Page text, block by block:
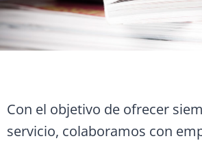
Con el objetivo de ofrecer
servicio, colaboramos con